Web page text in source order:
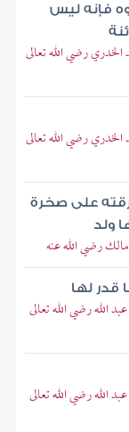
فإنه ليس
رضي الله تعالى
رضي الله تعالى
على صخرة
ولد
رضي الله عنه
قدر لها
الله رضي الله تعالى
الله رضي الله تعالى